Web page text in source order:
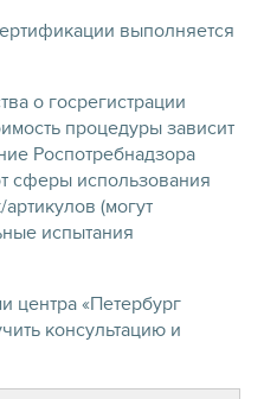
выполняется
о госрегистрации
процедуры зависит
Роспотребнадзора
сферы использования
(могут
испытания
центра «Петербург
консультацию и